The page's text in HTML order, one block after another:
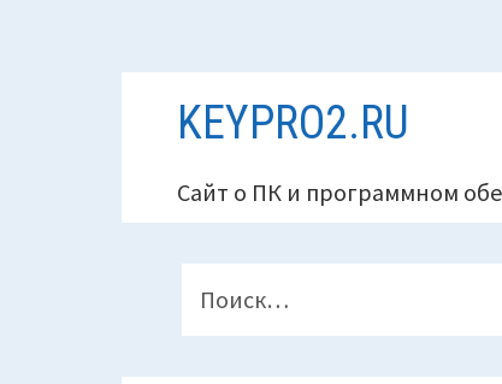
KEYPRO2.RU
Сайт о ПК и программном
ВЕРХНЕГО
КОЛОНТИТУЛА